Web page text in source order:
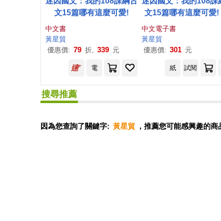
文15篇哪有這麼可愛!
中文書
黃星貿
優惠價: 79 折, 339 元
文15篇哪有這麼可愛!
中文電子書
黃星貿
優惠價: 301 元
電 紙 試閱
搜尋推薦
因為您查詢了關鍵字: 黃星貿 ，推薦您可能感興趣的商